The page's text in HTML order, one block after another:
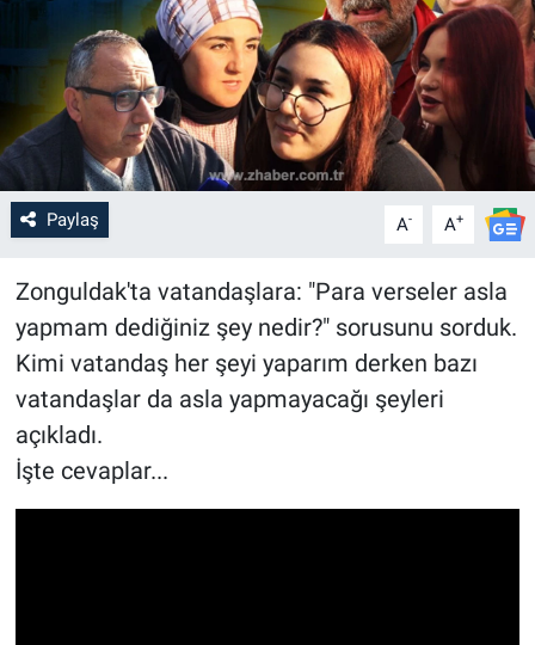
Paylaş A- A+
Zonguldak'ta vatandaşlara: "Para verseler asla
yapmam dediğiniz şey nedir?" sorusunu sorduk.
Kimi vatandaş her şeyi yaparım derken bazı
vatandaşlar da asla yapmayacağı şeyleri
açıkladı.
İşte cevaplar...